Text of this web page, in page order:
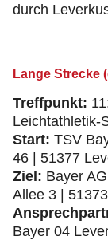
durch
Lange Strecke
Treffpunkt:
Leichtathletik-
Start: TSV
46 | 51377
Ziel: Bayer
Allee 3 |
Bayer 04